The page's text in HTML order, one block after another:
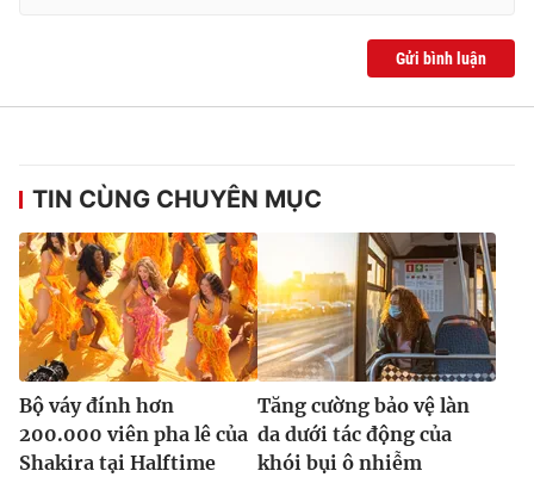
Gửi bình luận
TIN CÙNG CHUYÊN MỤC
Bộ váy đính hơn
200.000 viên pha lê của
Shakira tại Halftime
Tăng cường bảo vệ làn
da dưới tác động của
khói bụi ô nhiễm